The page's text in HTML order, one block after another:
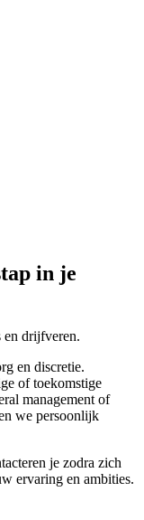
in je
en drijfveren.
en discretie.
of toekomstige
management of
we persoonlijk
je zodra zich
ervaring en ambities.